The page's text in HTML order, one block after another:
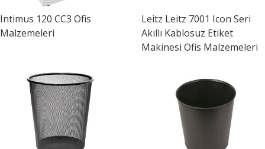
Intimus 120 CC3 Ofis
Malzemeleri
Leitz Leitz 7001 Icon Seri
Akıllı Kablosuz Etiket
Makinesi Ofis Malzemeleri